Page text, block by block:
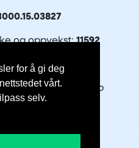
for å gi deg
vårt.
selv.
og oppvekst:11592
Norske Bibelselskap